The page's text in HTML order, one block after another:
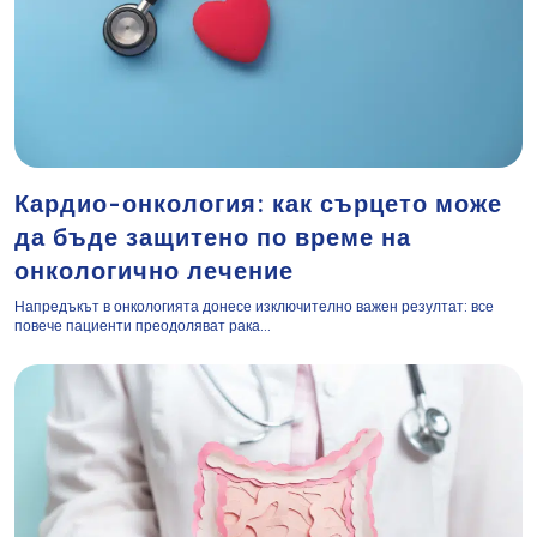
Кардио-онкология: как сърцето може
да бъде защитено по време на
онкологично лечение
Напредъкът в онкологията донесе изключително важен резултат: все
повече пациенти преодоляват рака...